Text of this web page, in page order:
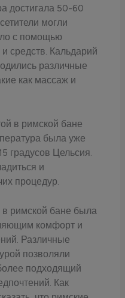
достигала 50-60
могли
с помощью
средств. Кальдарий
различные
как массаж и
в римской бане
была уже
градусов Цельсия.
и
процедур.
римской бане была
комфорт и
Различные
позволяли
подходящий
Как